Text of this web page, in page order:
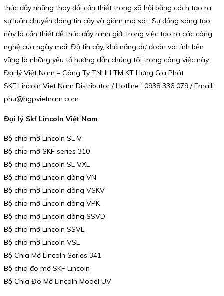
thúc đẩy những thay đổi cần thiết trong xã hội bằng cách tạo ra
sự luân chuyển đáng tin cậy và giảm ma sát. Sự đồng sáng tạo
này là cần thiết để thúc đẩy ranh giới trong việc tạo ra các công
nghệ của ngày mai. Độ tin cậy, khả năng dự đoán và tính bền
vững là những yếu tố hướng dẫn chúng tôi trong công việc này.
Đại lý Việt Nam – Công Ty TNHH TM KT Hưng Gia Phát
SKF Lincoln Viet Nam Distributor / Hotline : 0938 336 079 / Email :
phu@hgpvietnam.com
Đại lý Skf Lincoln Việt Nam
Bộ chia mỡ Lincoln SL-V
Bộ chia mỡ SKF series 310
Bộ chia mỡ Lincoln SL-VXL
Bộ chia mỡ Lincoln dòng VN
Bộ chia mỡ Lincoln dòng VSKV
Bộ chia mỡ Lincoln dòng VPK
Bộ chia mỡ Lincoln dòng SSVD
Bộ chia mỡ Lincoln SSVL
Bộ chia mỡ Lincoln VSL
Bộ Chia Mỡ Lincoln Series 341
Bộ chia đo mỡ SKF Lincoln
Bộ Chia Đo Mỡ Lincoln Model UV